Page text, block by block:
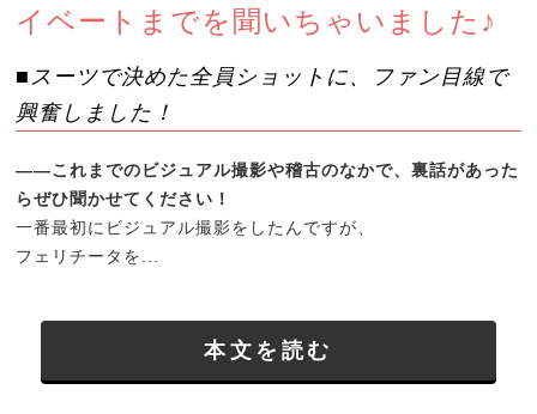
イベートまでを聞いちゃいました♪
■スーツで決めた全員ショットに、ファン目線で
興奮しました！
――これまでのビジュアル撮影や稽古のなかで、裏話があった
らぜひ聞かせてください！
一番最初にビジュアル撮影をしたんですが、
フェリチータを...
本文を読む